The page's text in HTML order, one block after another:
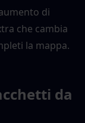
di
che cambia
la mappa.
da